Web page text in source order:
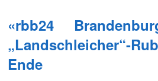
«rbb24
„Landschleicher“-
Ende